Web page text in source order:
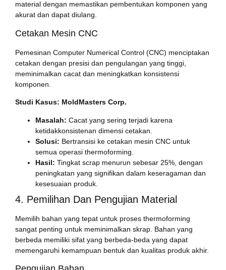
material dengan memastikan pembentukan komponen yang
akurat dan dapat diulang.
Cetakan Mesin CNC
Pemesinan Computer Numerical Control (CNC) menciptakan
cetakan dengan presisi dan pengulangan yang tinggi,
meminimalkan cacat dan meningkatkan konsistensi
komponen.
Studi Kasus: MoldMasters Corp.
Masalah: Cacat yang sering terjadi karena
ketidakkonsistenan dimensi cetakan.
Solusi: Bertransisi ke cetakan mesin CNC untuk
semua operasi thermoforming.
Hasil: Tingkat scrap menurun sebesar 25%, dengan
peningkatan yang signifikan dalam keseragaman dan
kesesuaian produk.
4. Pemilihan Dan Pengujian Material
Memilih bahan yang tepat untuk proses thermoforming
sangat penting untuk meminimalkan skrap. Bahan yang
berbeda memiliki sifat yang berbeda-beda yang dapat
memengaruhi kemampuan bentuk dan kualitas produk akhir.